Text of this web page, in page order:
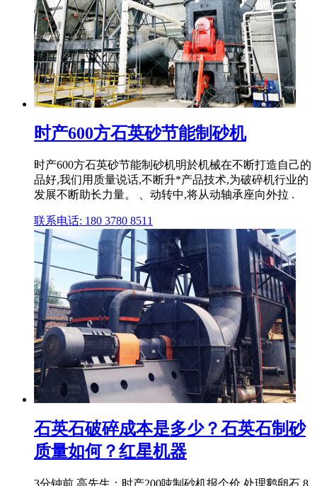
时产600方石英砂节能制砂机
时产600方石英砂节能制砂机明於机械在不断打造自己的
品好,我们用质量说话,不断升*产品技术,为破碎机行业的
发展不断助长力量。 、动转中,将从动轴承座向外拉 .
联系电话: 180 3780 8511
石英石破碎成本是多少？石英石制砂
质量如何？红星机器